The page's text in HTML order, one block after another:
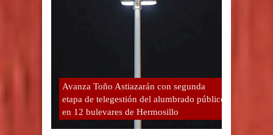
Avanza Toño Astiazarán con segunda
etapa de telegestión del alumbrado público
en 12 bulevares de Hermosillo